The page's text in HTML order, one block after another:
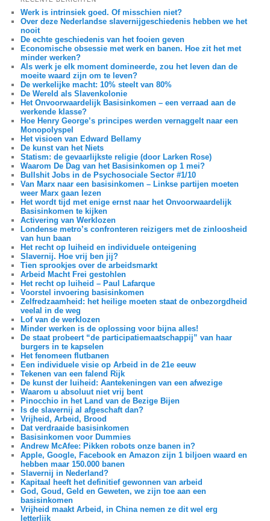
Werk is intrinsiek goed. Of misschien niet?
Over deze Nederlandse slavernijgeschiedenis hebben we het
nooit
De echte geschiedenis van het fooien geven
Economische obsessie met werk en banen. Hoe zit het met
minder werken?
Als werk je elk moment domineerde, zou het leven dan de
moeite waard zijn om te leven?
De werkelijke macht: 10% steelt van 80%
De Wereld als Slavenkolonie
Het Onvoorwaardelijk Basisinkomen – een verraad aan de
werkende klasse?
Hoe Henry George’s principes werden vernaggelt naar een
Monopolyspel
Het visioen van Edward Bellamy
De kunst van het Niets
Statism: de gevaarlijkste religie (door Larken Rose)
Waarom De Dag van het Basisinkomen op 1 mei?
Bullshit Jobs in de Psychosociale Sector #1/10
Van Marx naar een basisinkomen – Linkse partijen moeten
weer Marx gaan lezen
Het wordt tijd met enige ernst naar het Onvoorwaardelijk
Basisinkomen te kijken
Activering van Werklozen
Londense metro’s confronteren reizigers met de zinloosheid
van hun baan
Het recht op luiheid en individuele onteigening
Slavernij. Hoe vrij ben jij?
Tien sprookjes over de arbeidsmarkt
Arbeid Macht Frei gestohlen
Het recht op luiheid – Paul Lafarque
Voorstel invoering basisinkomen
Zelfredzaamheid: het heilige moeten staat de onbezorgdheid
veelal in de weg
Lof van de werklozen
Minder werken is de oplossing voor bijna alles!
De staat probeert “de participatiemaatschappij” van haar
burgers in te kapselen
Het fenomeen flutbanen
Een individuele visie op Arbeid in de 21e eeuw
Tekenen van een falend Rijk
De kunst der luiheid: Aantekeningen van een afwezige
Waarom u absoluut niet vrij bent
Pinocchio in het Land van de Bezige Bijen
Is de slavernij al afgeschaft dan?
Vrijheid, Arbeid, Brood
Dat verdraaide basisinkomen
Basisinkomen voor Dummies
Andrew McAfee: Pikken robots onze banen in?
Apple, Google, Facebook en Amazon zijn 1 biljoen waard en
hebben maar 150.000 banen
Slavernij in Nederland?
Kapitaal heeft het definitief gewonnen van arbeid
God, Goud, Geld en Geweten, we zijn toe aan een
basisinkomen
Vrijheid maakt Arbeid, in China nemen ze dit wel erg
letterlijk